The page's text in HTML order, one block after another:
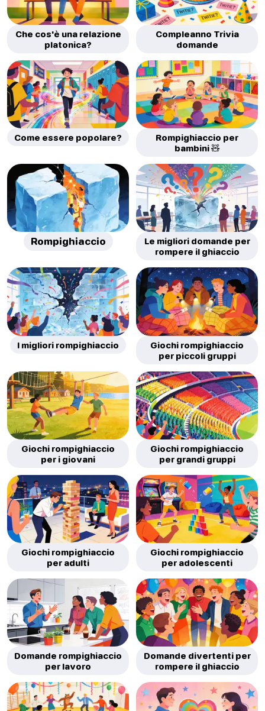
Che cos'è una relazione
platonica?
Compleanno Trivia
domande
Come essere popolare?
Rompighiaccio per
bambini 🧸
Rompighiaccio
Le migliori domande per
rompere il ghiaccio
I migliori rompighiaccio
Giochi rompighiaccio
per piccoli gruppi
Giochi rompighiaccio
per i giovani
Giochi rompighiaccio
per grandi gruppi
Giochi rompighiaccio
per adulti
Giochi rompighiaccio
per adolescenti
Domande rompighiaccio
per lavoro
Domande divertenti per
rompere il ghiaccio